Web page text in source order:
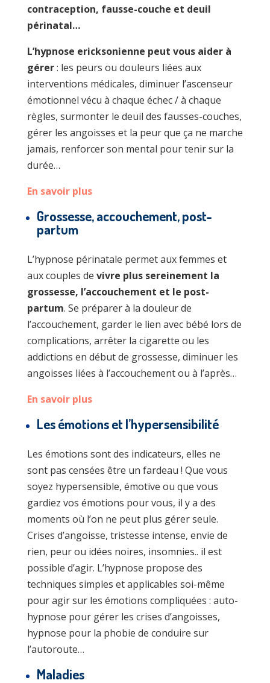
contraception, fausse-couche et deuil
périnatal…
L’hypnose ericksonienne peut vous aider à
gérer: les peurs ou douleurs liées aux
interventions médicales, diminuer l’ascenseur
émotionnel vécu à chaque échec / à chaque
règles, surmonter le deuil des fausses-couches,
gérer les angoisses et la peur que ça ne marche
jamais, renforcer son mental pour tenir sur la
durée…
En savoir plus
Grossesse, accouchement, post-
partum
L’hypnose périnatale permet aux femmes et
aux couples de vivre plus sereinement la
grossesse, l’accouchement et le post-
partum. Se préparer à la douleur de
l’accouchement, garder le lien avec bébé lors de
complications, arrêter la cigarette ou les
addictions en début de grossesse, diminuer les
angoisses liées à l’accouchement ou à l’après…
En savoir plus
Les émotions et l’hypersensibilité
Les émotions sont des indicateurs, elles ne
sont pas censées être un fardeau ! Que vous
soyez hypersensible, émotive ou que vous
gardiez vos émotions pour vous, il y a des
moments où l’on ne peut plus gérer seule.
Crises d’angoisse, tristesse intense, envie de
rien, peur ou idées noires, insomnies.. il est
possible d’agir. L’hypnose propose des
techniques simples et applicables soi-même
pour agir sur les émotions compliquées : auto-
hypnose pour gérer les crises d’angoisses,
hypnose pour la phobie de conduire sur
l’autoroute…
Maladies